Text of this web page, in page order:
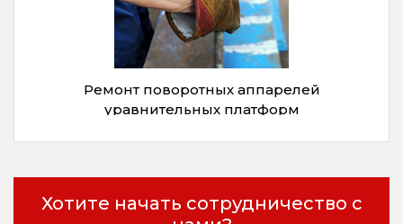
Ремонт поворотных аппарелей
уравнительных платформ
Хотите начать сотрудничество с